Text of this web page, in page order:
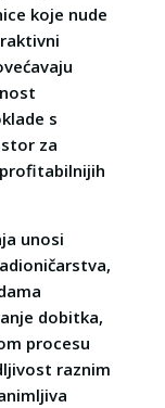
koje nude
s
za
unosi
dobitka,
procesu
raznim